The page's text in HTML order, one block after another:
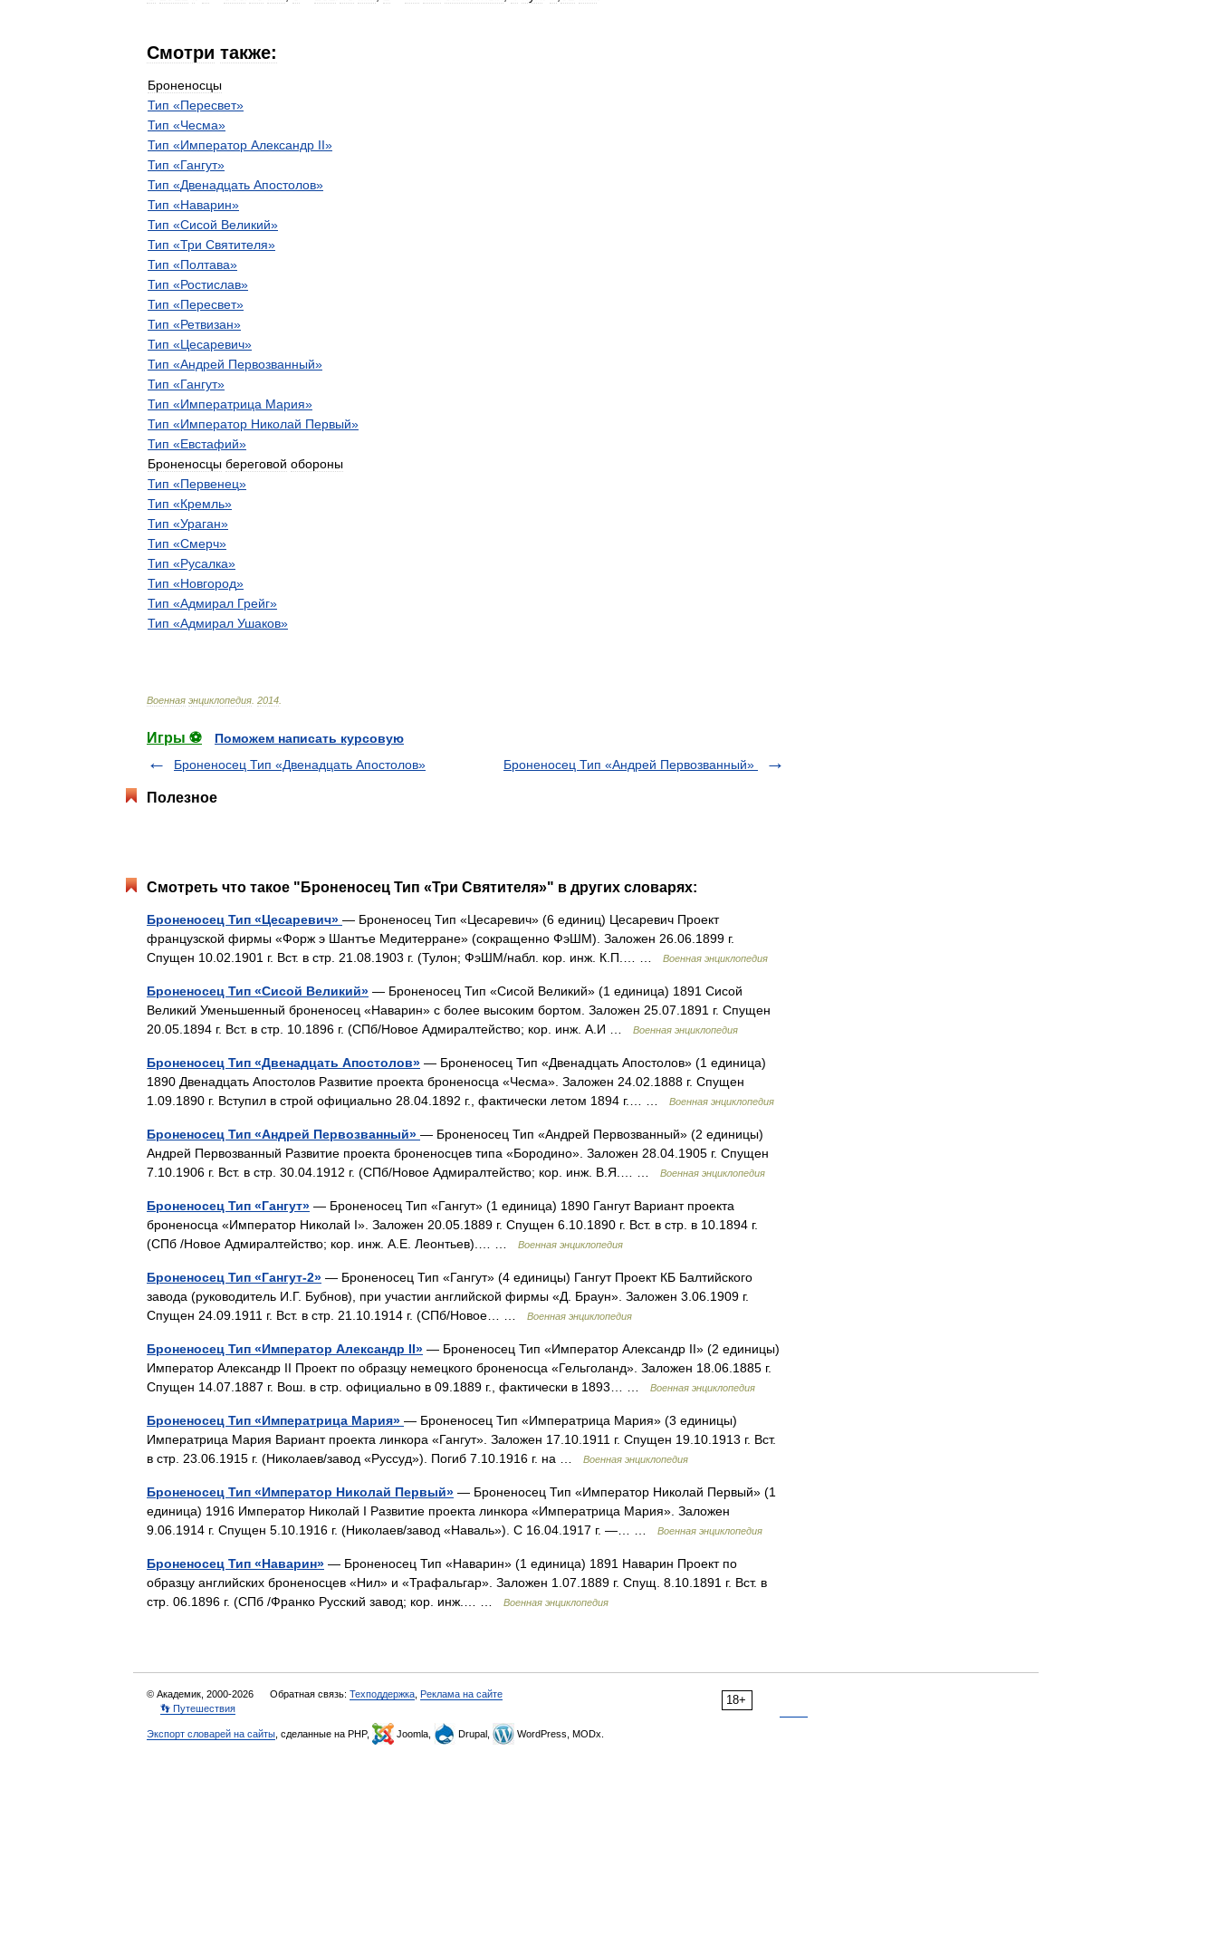
Смотри также:
Броненосцы
Тип «Пересвет»
Тип «Чесма»
Тип «Император Александр II»
Тип «Гангут»
Тип «Двенадцать Апостолов»
Тип «Наварин»
Тип «Сисой Великий»
Тип «Три Святителя»
Тип «Полтава»
Тип «Ростислав»
Тип «Пересвет»
Тип «Ретвизан»
Тип «Цесаревич»
Тип «Андрей Первозванный»
Тип «Гангут»
Тип «Императрица Мария»
Тип «Император Николай Первый»
Тип «Евстафий»
Броненосцы береговой обороны
Тип «Первенец»
Тип «Кремль»
Тип «Ураган»
Тип «Смерч»
Тип «Русалка»
Тип «Новгород»
Тип «Адмирал Грейг»
Тип «Адмирал Ушаков»
Военная энциклопедия 2014
Игры ⚽
Поможем написать курсовую
Броненосец Тип «Двенадцать Апостолов»
Броненосец Тип «Андрей Первозванный»
Полезное
Смотреть что такое "Броненосец Тип «Три Святителя»" в других словарях:
Броненосец Тип «Цесаревич» — Броненосец Тип «Цесаревич» (6 единиц) Цесаревич Проект
французской фирмы «Форж э Шантъе Медитерране» (сокращенно ФэШМ). Заложен 26.06.1899 г.
Спущен 10.02.1901 г. Вст. в стр. 21.08.1903 г. (Тулон; ФэШМ/набл. кор. инж. К.П.… …
Военная энциклопедия
Броненосец Тип «Сисой Великий» — Броненосец Тип «Сисой Великий» (1 единица) 1891 Сисой
Великий Уменьшенный броненосец «Наварин» с более высоким бортом. Заложен 25.07.1891 г. Спущен
20.05.1894 г. Вст. в стр. 10.1896 г. (СПб/Новое Адмиралтейство; кор. инж. А.И …
Военная энциклопедия
Броненосец Тип «Двенадцать Апостолов» — Броненосец Тип «Двенадцать Апостолов» (1 единица)
1890 Двенадцать Апостолов Развитие проекта броненосца «Чесма». Заложен 24.02.1888 г. Спущен
1.09.1890 г. Вступил в строй официально 28.04.1892 г., фактически летом 1894 г.… …
Военная энциклопедия
Броненосец Тип «Андрей Первозванный» — Броненосец Тип «Андрей Первозванный» (2 единицы)
Андрей Первозванный Развитие проекта броненосцев типа «Бородино». Заложен 28.04.1905 г. Спущен
7.10.1906 г. Вст. в стр. 30.04.1912 г. (СПб/Новое Адмиралтейство; кор. инж. В.Я.… …
Военная энциклопедия
Броненосец Тип «Гангут» — Броненосец Тип «Гангут» (1 единица) 1890 Гангут Вариант проекта
броненосца «Император Николай I». Заложен 20.05.1889 г. Спущен 6.10.1890 г. Вст. в стр. в 10.1894 г.
(СПб /Новое Адмиралтейство; кор. инж. А.Е. Леонтьев).… …
Военная энциклопедия
Броненосец Тип «Гангут-2» — Броненосец Тип «Гангут» (4 единицы) Гангут Проект КБ Балтийского
завода (руководитель И.Г. Бубнов), при участии английской фирмы «Д. Браун». Заложен 3.06.1909 г.
Спущен 24.09.1911 г. Вст. в стр. 21.10.1914 г. (СПб/Новое… …
Военная энциклопедия
Броненосец Тип «Император Александр II» — Броненосец Тип «Император Александр II» (2 единицы)
Император Александр II Проект по образцу немецкого броненосца «Гельголанд». Заложен 18.06.1885 г.
Спущен 14.07.1887 г. Вош. в стр. официально в 09.1889 г., фактически в 1893… …
Военная энциклопедия
Броненосец Тип «Императрица Мария» — Броненосец Тип «Императрица Мария» (3 единицы)
Императрица Мария Вариант проекта линкора «Гангут». Заложен 17.10.1911 г. Спущен 19.10.1913 г. Вст.
в стр. 23.06.1915 г. (Николаев/завод «Руссуд»). Погиб 7.10.1916 г. на …
Военная энциклопедия
Броненосец Тип «Император Николай Первый» — Броненосец Тип «Император Николай Первый» (1
единица) 1916 Император Николай I Развитие проекта линкора «Императрица Мария». Заложен
9.06.1914 г. Спущен 5.10.1916 г. (Николаев/завод «Наваль»). С 16.04.1917 г. —… …
Военная энциклопедия
Броненосец Тип «Наварин» — Броненосец Тип «Наварин» (1 единица) 1891 Наварин Проект по
образцу английских броненосцев «Нил» и «Трафальгар». Заложен 1.07.1889 г. Спущ. 8.10.1891 г. Вст. в
стр. 06.1896 г. (СПб /Франко Русский завод; кор. инж.… …
Военная энциклопедия
18+
© Академик, 2000-2026 Обратная связь: Техподдержка Реклама на сайте
👣 Путешествия
Экспорт словарей на сайты , сделанные на PHP, Joomla, Drupal, WordPress, MODx.